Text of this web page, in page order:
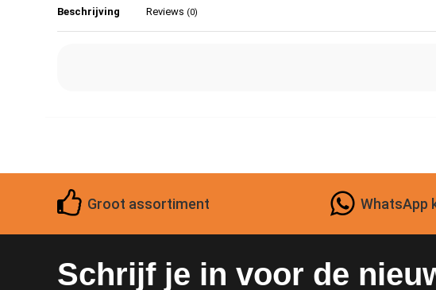
Beschrijving Reviews (0)
Groot assortiment WhatsApp
Schrijf je in voor de